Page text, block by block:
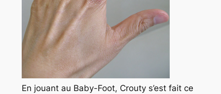
En jouant au Baby-Foot, Crouty s’est fait ce